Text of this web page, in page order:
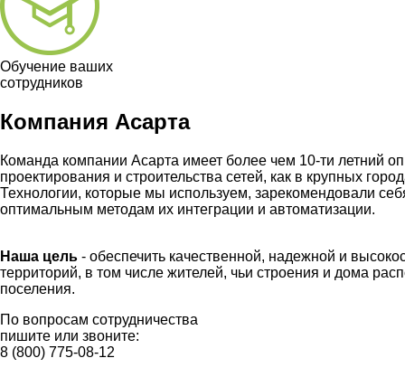
Обучение ваших
сотрудников
Компания Асарта
Команда компании Асарта имеет более чем 10-ти летний
проектирования и строительства сетей, как в крупных
Технологии, которые мы используем, зарекомендовали
оптимальным методам их интеграции и автоматизации.
Наша цель - обеспечить качественной, надежной и
территорий, в том числе жителей, чьи строения и дома
поселения.
По вопросам сотрудничества
пишите или звоните:
8 (800) 775-08-12